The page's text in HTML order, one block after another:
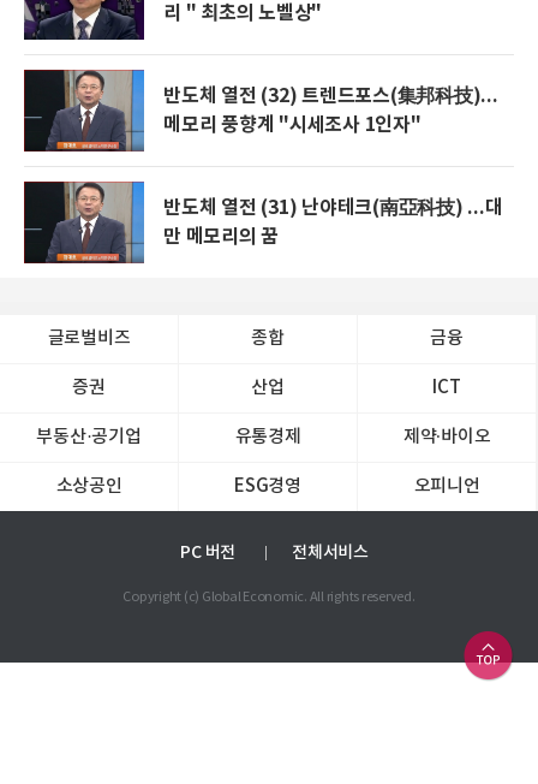
리 " 최초의 노벨상"
반도체 열전 (32) 트렌드포스(集邦科技)...
메모리 풍향계 "시세조사 1인자"
반도체 열전 (31) 난야테크(南亞科技) ...대
만 메모리의 꿈
글로벌비즈 종합 금융
증권 산업 ICT
부동산·공기업 유통경제 제약∙바이오
소상공인 ESG경영 오피니언
PC 버전 전체서비스
Copyright (c) Global Economic. All rights reserved.